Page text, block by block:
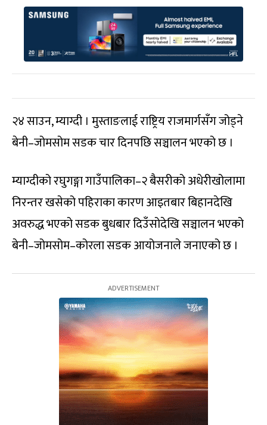
२४ साउन, म्याग्दी । मुस्ताङलाई राष्ट्रिय राजमार्गसँग जोड्ने
बेनी–जोमसोम सडक चार दिनपछि सञ्चालन भएको छ ।
म्याग्दीको रघुगङ्गा गाउँपालिका–२ बैसरीको अधेरीखोलामा
निरन्तर खसेको पहिराका कारण आइतबार बिहानदेखि
अवरुद्ध भएको सडक बुधबार दिउँसोदेखि सञ्चालन भएको
बेनी–जोमसोम–कोरला सडक आयोजनाले जनाएको छ ।